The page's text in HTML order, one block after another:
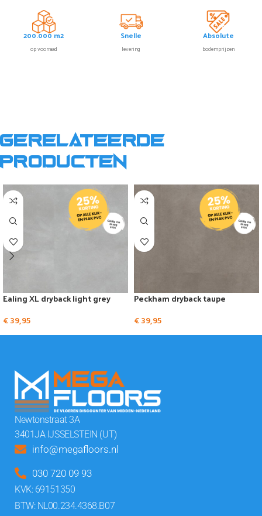
200.000 m2
op voorraad
Snelle
levering
Absolute
bodemprijzen
Gerelateerde
producten
Ealing XL dryback light grey
€39,95
Peckham dryback taupe
€39,95
Newtonstraat 3A
3401JA IJSSELSTEIN (UT)
info@megafloors.nl
030 720 09 93
KVK: 69151350
BTW: NL00.234.4368.B07